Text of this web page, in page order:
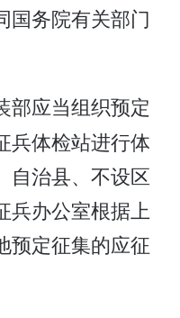
国务院有关部门
部应当组织预定
兵体检站进行体
自治县、不设区
兵办公室根据上
预定征集的应征